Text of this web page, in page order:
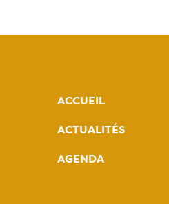
ACCUEIL
ACTUALITÉS
AGENDA